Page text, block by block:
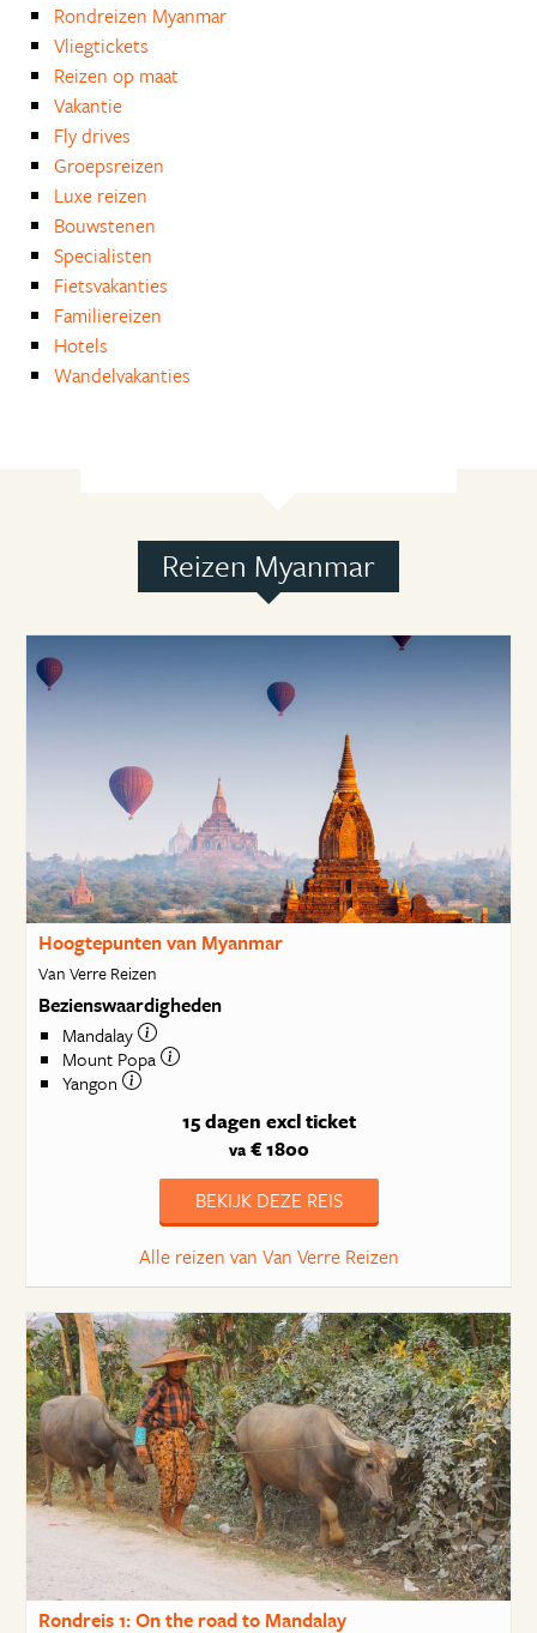
Rondreizen Myanmar
Vliegtickets
Reizen op maat
Vakantie
Fly drives
Groepsreizen
Luxe reizen
Bouwstenen
Specialisten
Fietsvakanties
Familiereizen
Hotels
Wandelvakanties
Reizen Myanmar
Hoogtepunten van Myanmar
Van Verre Reizen
Bezienswaardigheden
Mandalay
Mount Popa
Yangon
15 dagen excl ticket
va€ 1800
BEKIJK DEZE REIS
Alle reizen van Van Verre Reizen
Rondreis 1: On the road to Mandalay